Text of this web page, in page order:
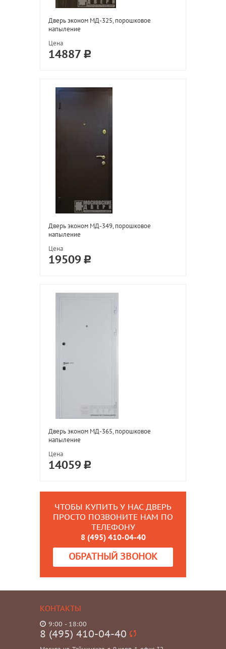
Дверь эконом МД-325, порошковое
напыление
Цена
14887
Дверь эконом МД-349, порошковое
напыление
Цена
19509
Дверь эконом МД-365, порошковое
напыление
Цена
14059
ЧТОБЫ КУПИТЬ У НАС ДВЕРЬ
ПРОСТО ПОЗВОНИТЕ НАМ ПО
ТЕЛЕФОНУ
8 (495) 410-04-40
ОБРАТНЫЙ ЗВОНОК
КОНТАКТЫ
9:00 - 18:00
8 (495) 410-04-40